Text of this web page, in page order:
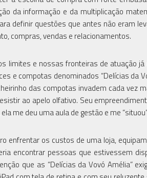
da informação e da multiplicação
definir questões que antes não eram
compras, vendas e relacionamentos.
limites e nossas fronteiras de atuação
e compotas denominados “Delícias da
das compotas invadem cada
ao apelo olfativo. Seu
me deu uma aula de gestão e me
enfrentar os custos de uma loja,
encontrar pessoas que estivessem
que as “Delícias da Vovó Amélia”